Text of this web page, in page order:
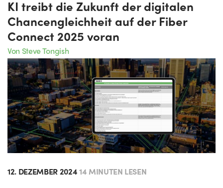
KI treibt die Zukunft der digitalen
Chancengleichheit auf der Fiber
Connect 2025 voran
Von Steve Tongish
12. DEZEMBER 202414 MINUTEN LESEN